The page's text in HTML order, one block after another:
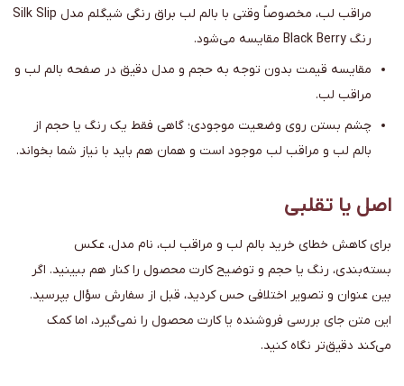
مراقب لب، مخصوصاً وقتی با بالم لب براق رنگی شیگلم مدل Silk Slip
رنگ Black Berry مقایسه می‌شود.
مقایسه قیمت بدون توجه به حجم و مدل دقیق در صفحه بالم لب و
مراقب لب.
چشم بستن روی وضعیت موجودی؛ گاهی فقط یک رنگ یا حجم از
بالم لب و مراقب لب موجود است و همان هم باید با نیاز شما بخواند.
اصل یا تقلبی
برای کاهش خطای خرید بالم لب و مراقب لب، نام مدل، عکس
بسته‌بندی، رنگ یا حجم و توضیح کارت محصول را کنار هم ببینید. اگر
بین عنوان و تصویر اختلافی حس کردید، قبل از سفارش سؤال بپرسید.
این متن جای بررسی فروشنده یا کارت محصول را نمی‌گیرد، اما کمک
می‌کند دقیق‌تر نگاه کنید.